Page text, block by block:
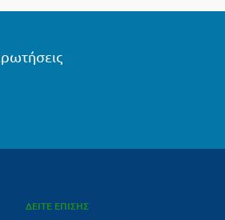
ΔΕΙΤΕ ΕΠΙΣΗΣ